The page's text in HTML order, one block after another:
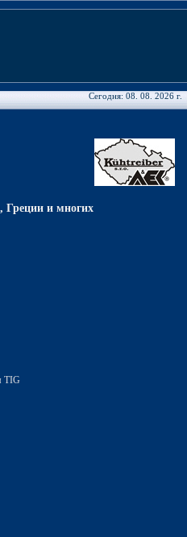
Сегодня: 08. 08. 2026 г.
Греции и многих
TIG